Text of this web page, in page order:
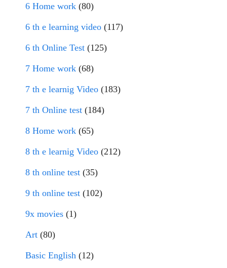
6 Home work (80)
6 th e learning video (117)
6 th Online Test (125)
7 Home work (68)
7 th e learnig Video (183)
7 th Online test (184)
8 Home work (65)
8 th e learnig Video (212)
8 th online test (35)
9 th online test (102)
9x movies (1)
Art (80)
Basic English (12)